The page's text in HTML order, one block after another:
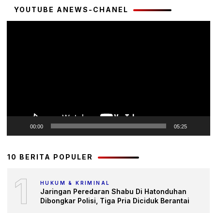
YOUTUBE ANEWS-CHANEL
00:00 05:25
10 BERITA POPULER
1 HUKUM & KRIMINAL
Jaringan Peredaran Shabu Di Hatonduhan
Dibongkar Polisi, Tiga Pria Diciduk Berantai